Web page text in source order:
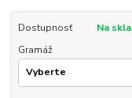
Dostupnosť
Na
Gramáž